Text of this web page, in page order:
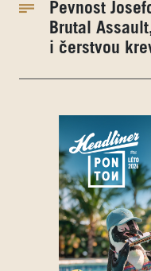
Pevnost
Brutal
i čerstvou